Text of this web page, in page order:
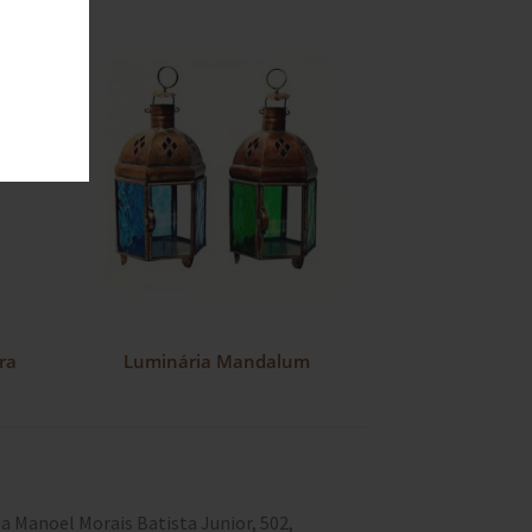
Luminária Mandalum
Manoel Morais Batista Junior, 502,